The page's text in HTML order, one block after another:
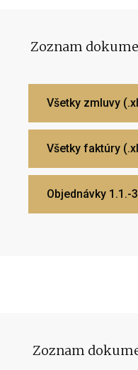
Zoznam
Všetky zmluvy
Všetky faktúry
Objednávky 1.1.-
Zoznam